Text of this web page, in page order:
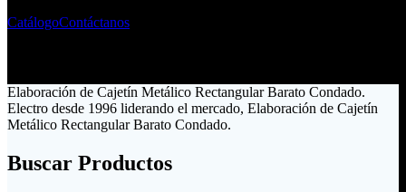
CatálogoContáctanos
Elaboración de Cajetín Metálico Rectangular Barato Condado.
Electro desde 1996 liderando el mercado, Elaboración de Cajetín
Metálico Rectangular Barato Condado.
Buscar Productos